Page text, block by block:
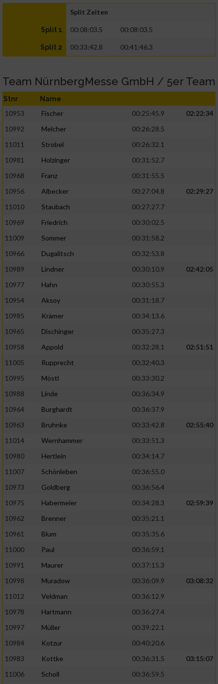
Split Zeiten
Split 1 00:08:03.5 00:08:03.5
Split 2 00:33:42.8 00:41:46.3
Team NürnbergMesse GmbH / 5er Team
Stnr Name
10953 Fischer 00:25:45.9
02:22:34
10992
Melcher
00:26:28.5
11011
Strobel
00:26:32.1
10981
Holzinger
00:31:52.7
10968
Franz
00:31:55.5
10956
Albecker 00:27:04.8
02:29:27
11010
Staubach
00:27:27.7
10969
Friedrich
00:30:02.5
11009
Sommer
00:31:58.2
10966
Dugalitsch
00:32:53.8
10989
Lindner 00:30:10.9
02:42:05
10977
Hahn
00:30:55.3
10954
Aksoy
00:31:18.7
10985
Krämer
00:34:13.6
10965
Dischinger
00:35:27.3
10958
Appold 00:32:28.1
02:51:51
11005
Rupprecht
00:32:40.3
10995
Möstl
00:33:30.2
10988
Linde
00:36:34.9
10964
Burghardt
00:36:37.9
10963
Bruhnke 00:33:42.8
02:55:40
11014
Wernhammer
00:33:51.3
10980
Hertlein
00:34:14.7
11007
Schönleben
00:36:55.0
10973
Goldberg
00:36:56.4
10975
Habermeier 00:34:28.3
02:59:39
10962
Brenner
00:35:21.1
10961
Blum
00:35:35.6
11000
Paul
00:36:59.1
10991
Maurer
00:37:15.3
10998
Muradow 00:36:09.9
03:08:32
11012
Veldman
00:36:12.9
10978
Hartmann
00:36:27.4
10997
Müller
00:39:22.1
10984
Kotzur
00:40:20.6
10983
Kottke 00:36:31.5
03:15:07
11006
Scholl 00:36:59.5